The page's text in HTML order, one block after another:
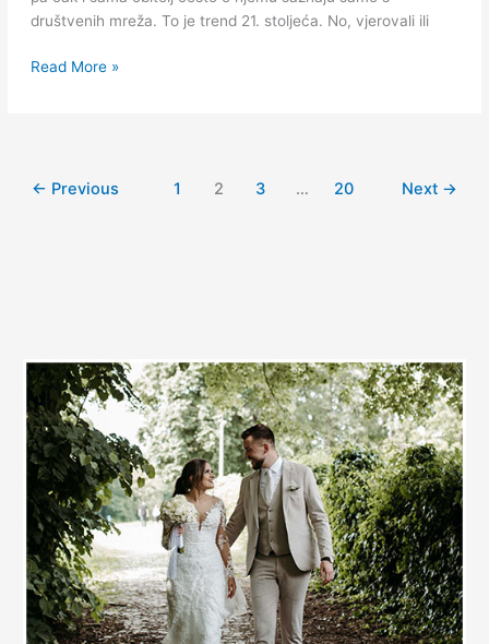
društvenih mreža. To je trend 21. stoljeća. No, vjerovali ili
Read More »
← Previous 1 2 3 … 20 Next →